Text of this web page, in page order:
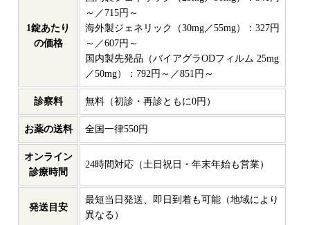
1錠あたり
の価格
～／715円～
海外製ジェネリック（30mg／55mg）：327円
～／607円～
国内製先発品（バイアグラODフィルム 25mg
／50mg）：792円～／851円～
診察料 無料（初診・再診ともに0円）
お薬の送料 全国一律550円
オンライン
診療時間
24時間対応（土日祝日・年末年始も営業）
発送目安
最短当日発送、即日到着も可能（地域により
異なる）